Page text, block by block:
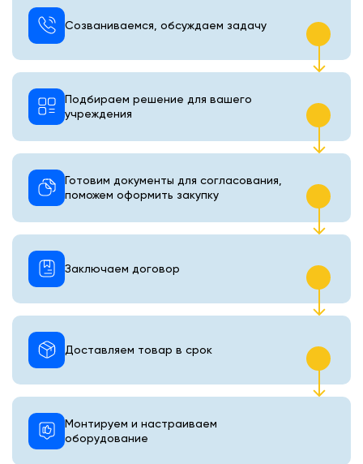
Созваниваемся, обсуждаем задачу
Подбираем решение для вашего
учреждения
Готовим документы для согласования,
поможем оформить закупку
Монтируем и настраиваем
оборудование
Доставляем товар в срок
Заключаем договор